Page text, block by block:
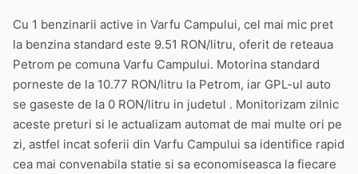
Cu 1 benzinarii active in Varfu Campului, cel mai mic pret
la benzina standard este 9.51 RON/litru, oferit de reteaua
Petrom pe comuna Varfu Campului. Motorina standard
porneste de la 10.77 RON/litru la Petrom, iar GPL-ul auto
se gaseste de la 0 RON/litru in judetul . Monitorizam zilnic
aceste preturi si le actualizam automat de mai multe ori pe
zi, astfel incat soferii din Varfu Campului sa identifice rapid
cea mai convenabila statie si sa economiseasca la fiecare